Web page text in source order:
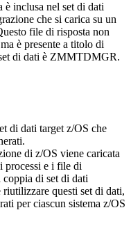
è inclusa nel set di dati
che si carica su un
file di risposta non
è presente a titolo di
di dati è ZMMTDMGR.
di dati target z/OS che
di z/OS viene caricata
processi e i file di
di set di dati
questi set di dati,
per ciascun sistema z/OS